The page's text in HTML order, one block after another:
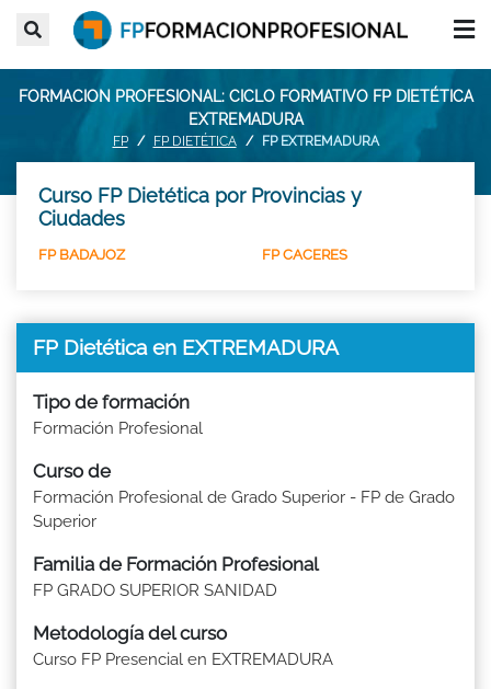
FORMACION PROFESIONAL: CICLO FORMATIVO FP DIETÉTICA
EXTREMADURA
FP FP DIETÉTICA FP EXTREMADURA
Curso FP Dietética por Provincias y
Ciudades
FP BADAJOZ FP CACERES
FP Dietética en EXTREMADURA
Tipo de formación
Formación Profesional
Curso de
Formación Profesional de Grado Superior - FP de Grado
Superior
Familia de Formación Profesional
FP GRADO SUPERIOR SANIDAD
Metodología del curso
Curso FP Presencial en EXTREMADURA